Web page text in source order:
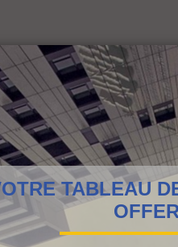
tres
TABLEAU